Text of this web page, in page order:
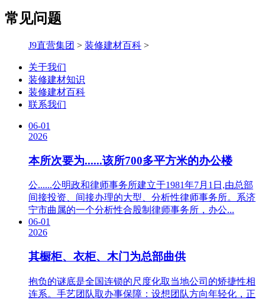
常见问题
J9直营集团 > 装修建材百科 >
关于我们
装修建材知识
装修建材百科
联系我们
06-01
2026
本所次要为......该所700多平方米的办公楼
公......公明政和律师事务所建立于1981年7月1日,由总部
间接投资、间接办理的大型、分析性律师事务所。系济
宁市曲属的一个分析性合股制律师事务所，办公...
06-01
2026
其橱柜、衣柜、木门为总部曲供
抱负的谜底是全国连锁的尺度化取当地公司的矫捷性相
连系。手艺团队取办事保障：设想团队方向年轻化，正